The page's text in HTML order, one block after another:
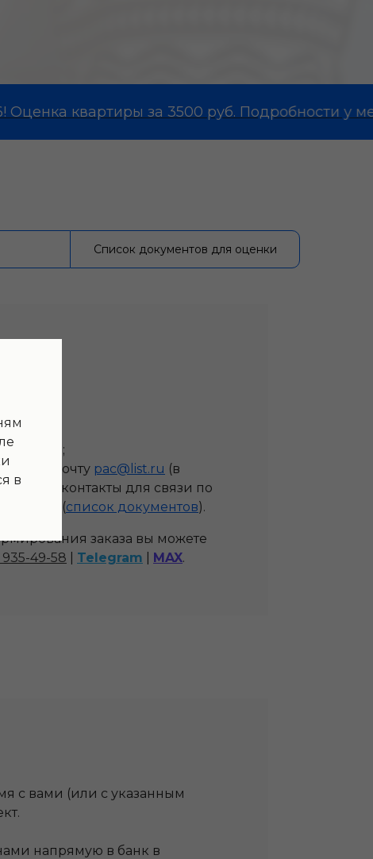
в
квартиры за 3500 руб. Подробности у
Список документов для оценки
сайта;
почту pac@list.ru (в
контакты для связи по
(список документов).
заказа вы можете
935-49-58 Telegram MAX.
с вами (или с указанным
напрямую в банк в